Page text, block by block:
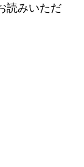
読みいただ